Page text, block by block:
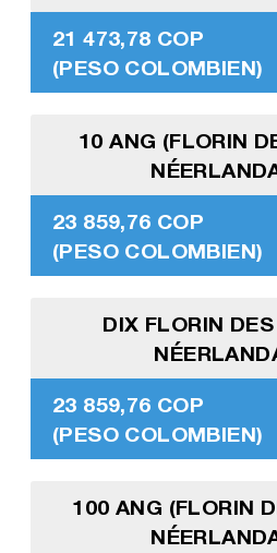
21 473,78 COP
(PESO COLOMBIEN)
10 ANG (FLORIN
23 859,76 COP
(PESO COLOMBIEN)
DIX FLORIN
23 859,76 COP
(PESO COLOMBIEN)
100 ANG (FLORIN